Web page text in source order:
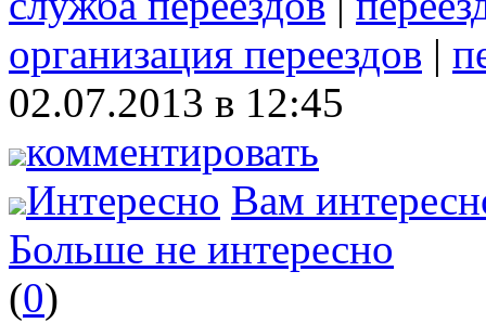
организация переездов |
02.07.2013 в 12:45
комментировать
Интересно Вам
Больше не интересно
(0)